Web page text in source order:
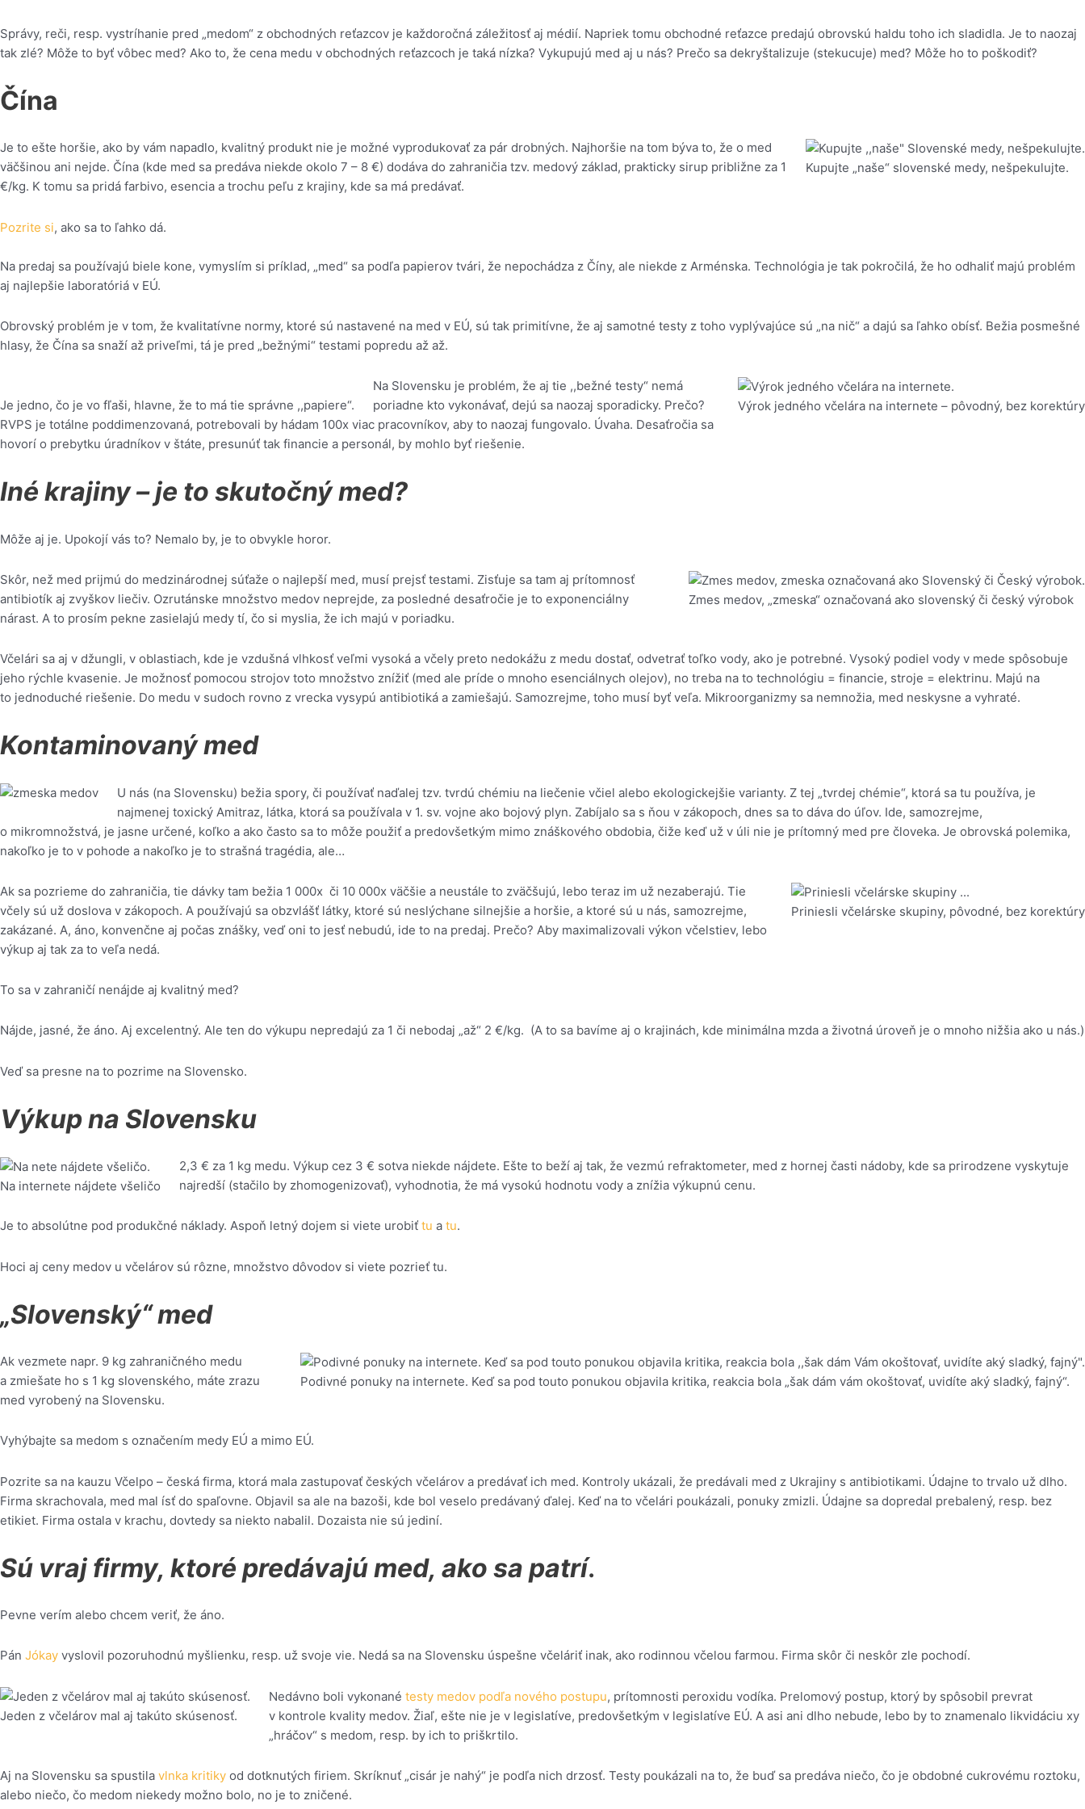
Správy, reči, resp. vystríhanie pred „medom“ z obchodných reťazcov je každoročná záležitosť aj médií. Napriek tomu obchodné reťazce predajú obrovskú haldu toho ich sladidla. Je to naozaj
tak zlé? Môže to byť vôbec med? Ako to, že cena medu v obchodných reťazcoch je taká nízka? Vykupujú med aj u nás? Prečo sa dekryštalizuje (stekucuje) med? Môže ho to poškodiť?
Čína
Kupujte „naše“ slovenské medy, nešpekulujte.
Je to ešte horšie, ako by vám napadlo, kvalitný produkt nie je možné vyprodukovať za pár drobných. Najhoršie na tom býva to, že o med
väčšinou ani nejde. Čína (kde med sa predáva niekde okolo 7 – 8 €) dodáva do zahraničia tzv. medový základ, prakticky sirup približne za 1
€/kg. K tomu sa pridá farbivo, esencia a trochu peľu z krajiny, kde sa má predávať.
Pozrite si, ako sa to ľahko dá.
Na predaj sa používajú biele kone, vymyslím si príklad, „med“ sa podľa papierov tvári, že nepochádza z Číny, ale niekde z Arménska. Technológia je tak pokročilá, že ho odhaliť majú problém
aj najlepšie laboratóriá v EÚ.
Obrovský problém je v tom, že kvalitatívne normy, ktoré sú nastavené na med v EÚ, sú tak primitívne, že aj samotné testy z toho vyplývajúce sú „na nič“ a dajú sa ľahko obísť. Bežia posmešné
hlasy, že Čína sa snaží až priveľmi, tá je pred „bežnými“ testami popredu až až.
Je jedno, čo je vo fľaši, hlavne, že to má tie správne ,,papiere“. Výrok jedného včelára na internete – pôvodný, bez korektúry
Na Slovensku je problém, že aj tie ,,bežné testy“ nemá
poriadne kto vykonávať, dejú sa naozaj sporadicky. Prečo?
RVPS je totálne poddimenzovaná, potrebovali by hádam 100x viac pracovníkov, aby to naozaj fungovalo. Úvaha. Desaťročia sa
hovorí o prebytku úradníkov v štáte, presunúť tak financie a personál, by mohlo byť riešenie.
Iné krajiny – je to skutočný med?
Môže aj je. Upokojí vás to? Nemalo by, je to obvykle horor.
Zmes medov, „zmeska“ označovaná ako slovenský či český výrobok
Skôr, než med prijmú do medzinárodnej súťaže o najlepší med, musí prejsť testami. Zisťuje sa tam aj prítomnosť
antibiotík aj zvyškov liečiv. Ozrutánske množstvo medov neprejde, za posledné desaťročie je to exponenciálny
nárast. A to prosím pekne zasielajú medy tí, čo si myslia, že ich majú v poriadku.
Včelári sa aj v džungli, v oblastiach, kde je vzdušná vlhkosť veľmi vysoká a včely preto nedokážu z medu dostať, odvetrať toľko vody, ako je potrebné. Vysoký podiel vody v mede spôsobuje
jeho rýchle kvasenie. Je možnosť pomocou strojov toto množstvo znížiť (med ale príde o mnoho esenciálnych olejov), no treba na to technológiu = financie, stroje = elektrinu. Majú na
to jednoduché riešenie. Do medu v sudoch rovno z vrecka vysypú antibiotiká a zamiešajú. Samozrejme, toho musí byť veľa. Mikroorganizmy sa nemnožia, med neskysne a vyhraté.
Kontaminovaný med
U nás (na Slovensku) bežia spory, či používať naďalej tzv. tvrdú chémiu na liečenie včiel alebo ekologickejšie varianty. Z tej „tvrdej chémie“, ktorá sa tu používa, je
najmenej toxický Amitraz, látka, ktorá sa používala v 1. sv. vojne ako bojový plyn. Zabíjalo sa s ňou v zákopoch, dnes sa to dáva do úľov. Ide, samozrejme,
o mikromnožstvá, je jasne určené, koľko a ako často sa to môže použiť a predovšetkým mimo znáškového obdobia, čiže keď už v úli nie je prítomný med pre človeka. Je obrovská polemika,
nakoľko je to v pohode a nakoľko je to strašná tragédia, ale…
Priniesli včelárske skupiny, pôvodné, bez korektúry
Ak sa pozrieme do zahraničia, tie dávky tam bežia 1 000x či 10 000x väčšie a neustále to zväčšujú, lebo teraz im už nezaberajú. Tie
včely sú už doslova v zákopoch. A používajú sa obzvlášť látky, ktoré sú neslýchane silnejšie a horšie, a ktoré sú u nás, samozrejme,
zakázané. A, áno, konvenčne aj počas znášky, veď oni to jesť nebudú, ide to na predaj. Prečo? Aby maximalizovali výkon včelstiev, lebo
výkup aj tak za to veľa nedá.
To sa v zahraničí nenájde aj kvalitný med?
Nájde, jasné, že áno. Aj excelentný. Ale ten do výkupu nepredajú za 1 či nebodaj „až“ 2 €/kg. (A to sa bavíme aj o krajinách, kde minimálna mzda a životná úroveň je o mnoho nižšia ako u nás.)
Veď sa presne na to pozrime na Slovensko.
Výkup na Slovensku
Na internete nájdete všeličo
2,3 € za 1 kg medu. Výkup cez 3 € sotva niekde nájdete. Ešte to beží aj tak, že vezmú refraktometer, med z hornej časti nádoby, kde sa prirodzene vyskytuje
najredší (stačilo by zhomogenizovať), vyhodnotia, že má vysokú hodnotu vody a znížia výkupnú cenu.
Je to absolútne pod produkčné náklady. Aspoň letný dojem si viete urobiť tu a tu.
Hoci aj ceny medov u včelárov sú rôzne, množstvo dôvodov si viete pozrieť tu.
„Slovenský“ med
Podivné ponuky na internete. Keď sa pod touto ponukou objavila kritika, reakcia bola „šak dám vám okoštovať, uvidíte aký sladký, fajný“.
Ak vezmete napr. 9 kg zahraničného medu
a zmiešate ho s 1 kg slovenského, máte zrazu
med vyrobený na Slovensku.
Vyhýbajte sa medom s označením medy EÚ a mimo EÚ.
Pozrite sa na kauzu Včelpo – česká firma, ktorá mala zastupovať českých včelárov a predávať ich med. Kontroly ukázali, že predávali med z Ukrajiny s antibiotikami. Údajne to trvalo už dlho.
Firma skrachovala, med mal ísť do spaľovne. Objavil sa ale na bazoši, kde bol veselo predávaný ďalej. Keď na to včelári poukázali, ponuky zmizli. Údajne sa dopredal prebalený, resp. bez
etikiet. Firma ostala v krachu, dovtedy sa niekto nabalil. Dozaista nie sú jediní.
Sú vraj firmy, ktoré predávajú med, ako sa patrí.
Pevne verím alebo chcem veriť, že áno.
Pán Jókay vyslovil pozoruhodnú myšlienku, resp. už svoje vie. Nedá sa na Slovensku úspešne včeláriť inak, ako rodinnou včelou farmou. Firma skôr či neskôr zle pochodí.
Jeden z včelárov mal aj takúto skúsenosť.
Nedávno boli vykonané testy medov podľa nového postupu, prítomnosti peroxidu vodíka. Prelomový postup, ktorý by spôsobil prevrat
v kontrole kvality medov. Žiaľ, ešte nie je v legislatíve, predovšetkým v legislatíve EÚ. A asi ani dlho nebude, lebo by to znamenalo likvidáciu xy
„hráčov“ s medom, resp. by ich to priškrtilo.
Aj na Slovensku sa spustila vlnka kritiky od dotknutých firiem. Skríknuť „cisár je nahý“ je podľa nich drzosť. Testy poukázali na to, že buď sa predáva niečo, čo je obdobné cukrovému roztoku,
alebo niečo, čo medom niekedy možno bolo, no je to zničené.